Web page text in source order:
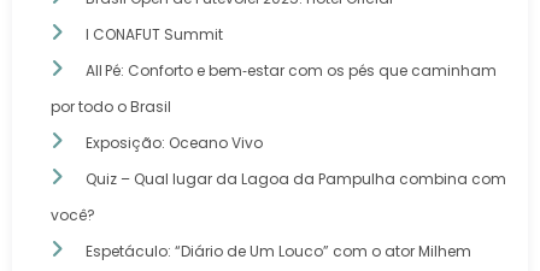
I CONAFUT Summit
All Pé: Conforto e bem‑estar com os pés que caminham
por todo o Brasil
Exposição: Oceano Vivo
Quiz – Qual lugar da Lagoa da Pampulha combina com
você?
Espetáculo: “Diário de Um Louco” com o ator Milhem